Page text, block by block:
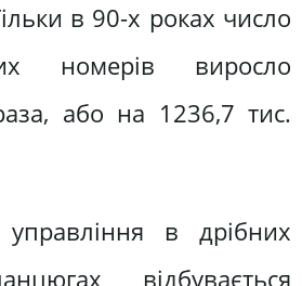
в 90-х роках число
номерів виросло
або на 1236,7 тис.
управління в дрібних